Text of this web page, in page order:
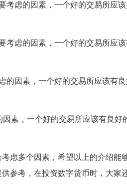
考虑的因素，一个好的交易所应
考虑的因素，一个好的交易所应
的因素，一个好的交易所应该有
素，一个好的交易所应该有良好
虑多个因素，希望以上的介绍能
参考，在投资数字货币时，大家